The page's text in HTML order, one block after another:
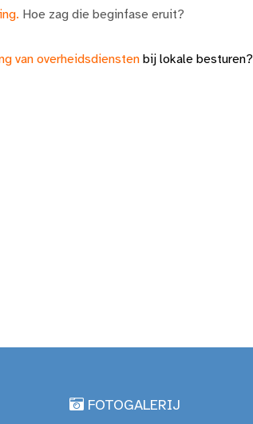
Hoe zag die beginfase eruit?
van overheidsdiensten bij lokale besturen?
FOTOGALERIJ